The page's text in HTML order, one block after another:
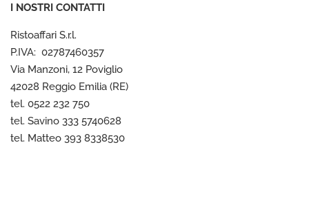
I NOSTRI CONTATTI
Ristoaffari S.r.l.
P.IVA: 02787460357
Via Manzoni, 12 Poviglio
42028 Reggio Emilia (RE)
tel. 0522 232 750
tel. Savino 333 5740628
tel. Matteo 393 8338530